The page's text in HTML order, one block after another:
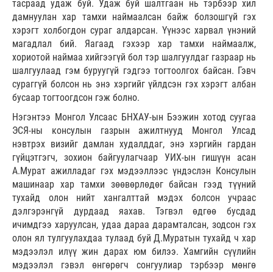
тасраад удаж буй. Удаж буй шалтгаан нь тэрбээр хил
дамнуулан хар тамхи наймаалсан байж болзошгүй гэх
хэрэгт холбогдон сураг алдарсан. Үүнээс харвал үнэний
магадлал бий. Яагаад гэхээр хар тамхи наймаалж,
хориотой наймаа хийгээгүй бол тэр шалгуулдаг газраар нь
шалгуулаад гэм буруугүй гэдгээ тогтоолгох байсан. Гэвч
сураггүй болсон нь энэ хэргийг үйлдсэн гэх хэрэгт албан
бусаар тогтоогдсон гэж болно.
Нэгэнтээ Монгол Улсаас БНХАУ-ын Бээжин хотод суугаа
ЭСЯ-ны консулын газрын ажилтнууд Монгол Улсад
нэвтрэх визийг дамлан худалддаг, энэ хэргийн гардан
гүйцэтгэгч, зохион байгуулагчаар УИХ-ын гишүүн асан
А.Мурат ажилладаг гэх мэдээллээс үндэслэн Консулын
машинаар хар тамхи зөөвөрлөдөг байсан гээд түүний
тухайд олон нийт хангалттай мэдэх болсон учраас
дэлгэрэнгүй дурдаад яахав. Тэгвэл өдгөө бусдад
ичимдгээ харуулсан, удаа дараа дарамталсан, зодсон гэх
олон ял тулгуулахдаа тулаад буй Д.Муратын тухайд ч хар
мэдээлэл илүү жин дарах юм билээ. Хамгийн сүүлийн
мэдээлэл гэвэл өнгөрөгч сонгуулиар тэрбээр мөнгө